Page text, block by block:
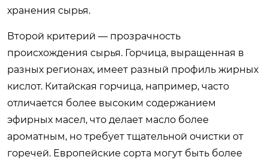
хранения сырья.
Второй критерий — прозрачность
происхождения сырья. Горчица, выращенная в
разных регионах, имеет разный профиль жирных
кислот. Китайская горчица, например, часто
отличается более высоким содержанием
эфирных масел, что делает масло более
ароматным, но требует тщательной очистки от
горечей. Европейские сорта могут быть более